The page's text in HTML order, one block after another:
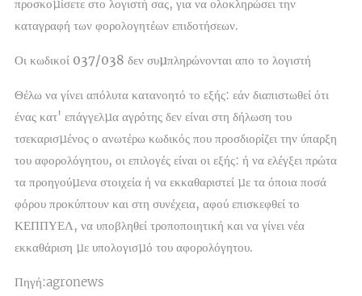
προσκοµίσετε στο λογιστή σας, για να ολοκληρώσει την
καταγραφή των φορολογητέων επιδοτήσεων.
Οι κωδικοί 037/038 δεν συµπληρώνονται απο το λογιστή
Θέλω να γίνει απόλυτα κατανοητό το εξής: εάν διαπιστωθεί ότι
ένας κατ' επάγγελµα αγρότης δεν είναι στη δήλωση του
τσεκαρισµένος ο ανωτέρω κωδικός που προσδιορίζει την ύπαρξη
του αφορολόγητου, οι επιλογές είναι οι εξής: ή να ελέγξει πρώτα
τα προηγούµενα στοιχεία ή να εκκαθαριστεί µε τα όποια ποσά
φόρου προκύπτουν και στη συνέχεια, αφού επισκεφθεί το
ΚΕΠΠΥΕΛ, να υποβληθεί τροποποιητική και να γίνει νέα
εκκαθάριση µε υπολογισµό του αφορολόγητου.
Πηγή:agronews